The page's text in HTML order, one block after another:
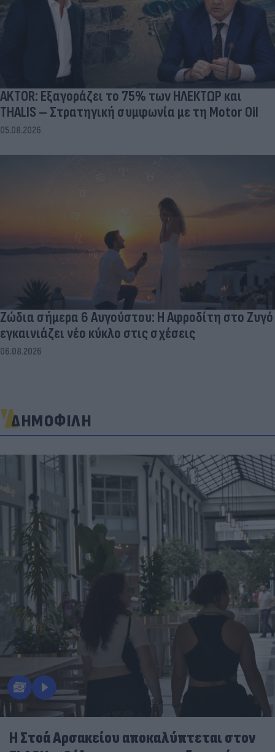
AKTOR: Εξαγοράζει το 75% των ΗΛΕΚΤΩΡ και
THALIS – Στρατηγική συμφωνία με τη Motor Oil
05.08.2026
Ζώδια σήμερα 6 Αυγούστου: Η Αφροδίτη στο Ζυγό
εγκαινιάζει νέο κύκλο στις σχέσεις
06.08.2026
ΔΗΜΟΦΙΛΗ
Η Στοά Αρσακείου αποκαλύπτεται στον